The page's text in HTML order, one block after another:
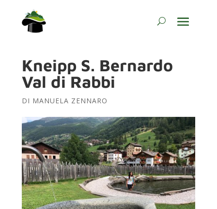
Kneipp S. Bernardo
Val di Rabbi
DI MANUELA ZENNARO